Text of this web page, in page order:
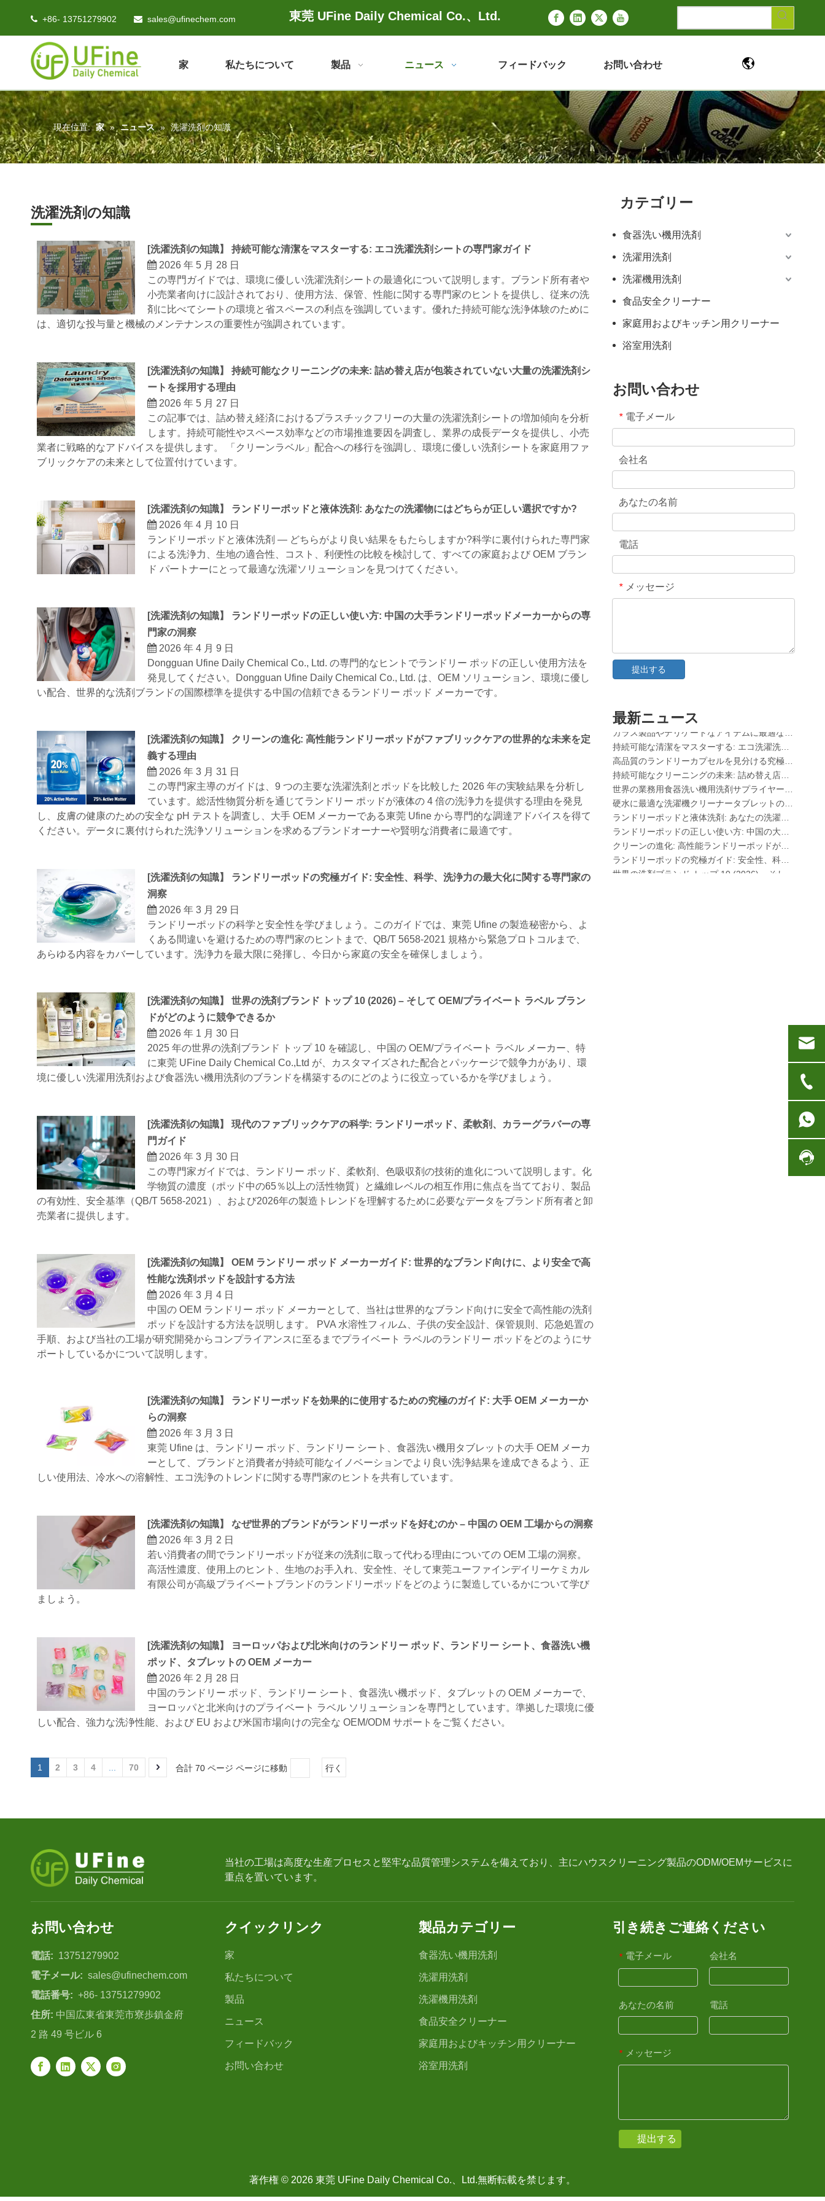
 +86- 13751279902  sales@ufinechem.com 東莞 UFine Daily Chemical Co.、Ltd.
家 私たちについて 製品 ニュース フィードバック お問い合わせ
現在位置: 家 » ニュース » 洗濯洗剤の知識
洗濯洗剤の知識
[洗濯洗剤の知識】
持続可能な清潔をマスターする: エコ洗濯洗剤シートの専門家ガイド
2026 年 5 月 28 日
この専門ガイドでは、環境に優しい洗濯洗剤シートの最適化について説明します。ブランド所有者や
小売業者向けに設計されており、使用方法、保管、性能に関する専門家のヒントを提供し、従来の洗
剤に比べてシートの環境と省スペースの利点を強調しています。優れた持続可能な洗浄体験のために
は、適切な投与量と機械のメンテナンスの重要性が強調されています。
[洗濯洗剤の知識】
持続可能なクリーニングの未来: 詰め替え店が包装されていない大量の洗濯洗剤シ
ートを採用する理由
2026 年 5 月 27 日
この記事では、詰め替え経済におけるプラスチックフリーの大量の洗濯洗剤シートの増加傾向を分析
します。持続可能性やスペース効率などの市場推進要因を調査し、業界の成長データを提供し、小売
業者に戦略的なアドバイスを提供します。 「クリーンラベル」配合への移行を強調し、環境に優しい洗剤シートを家庭用ファ
ブリックケアの未来として位置付けています。
[洗濯洗剤の知識】
ランドリーポッドと液体洗剤: あなたの洗濯物にはどちらが正しい選択ですか?
2026 年 4 月 10 日
ランドリーポッドと液体洗剤 — どちらがより良い結果をもたらしますか?科学に裏付けられた専門家
による洗浄力、生地の適合性、コスト、利便性の比較を検討して、すべての家庭および OEM ブラン
ド パートナーにとって最適な洗濯ソリューションを見つけてください。
[洗濯洗剤の知識】
ランドリーポッドの正しい使い方: 中国の大手ランドリーポッドメーカーからの専
門家の洞察
2026 年 4 月 9 日
Dongguan Ufine Daily Chemical Co., Ltd. の専門的なヒントでランドリー ポッドの正しい使用方法を
発見してください。Dongguan Ufine Daily Chemical Co., Ltd. は、OEM ソリューション、環境に優し
い配合、世界的な洗剤ブランドの国際標準を提供する中国の信頼できるランドリー ポッド メーカーです。
[洗濯洗剤の知識】
クリーンの進化: 高性能ランドリーポッドがファブリックケアの世界的な未来を定
義する理由
2026 年 3 月 31 日
この専門家主導のガイドは、9 つ​​の主要な洗濯洗剤とポッドを比較した 2026 年の実験結果を分析し
ています。総活性物質分析を通じてランドリー ポッドが液体の 4 倍の洗浄力を提供する理由を発見
し、皮膚の健康のための安全な pH テストを調査し、大手 OEM メーカーである東莞 Ufine から専門的な調達アドバイスを得て
ください。データに裏付けられた洗浄ソリューションを求めるブランドオーナーや賢明な消費者に最適です。
[洗濯洗剤の知識】
ランドリーポッドの究極ガイド: 安全性、科学、洗浄力の最大化に関する専門家の
洞察
2026 年 3 月 29 日
ランドリーポッドの科学と安全性を学びましょう。このガイドでは、東莞 Ufine の製造秘密から、よ
くある間違いを避けるための専門家のヒントまで、QB/T 5658-2021 規格から緊急プロトコルまで、
あらゆる内容をカバーしています。洗浄力を最大限に発揮し、今日から家庭の安全を確保しましょう。
[洗濯洗剤の知識】
世界の洗剤ブランド トップ 10 (2026) – そして OEM/プライベート ラベル ブラン
ドがどのように競争できるか
2026 年 1 月 30 日
2025 年の世界の洗剤ブランド トップ 10 を確認し、中国の OEM/プライベート ラベル メーカー、特
に東莞 UFine Daily Chemical Co.,Ltd が、カスタマイズされた配合とパッケージで競争力があり、環
境に優しい洗濯用洗剤および食器洗い機用洗剤のブランドを構築するのにどのように役立っているかを学びましょう。
[洗濯洗剤の知識】
現代のファブリックケアの科学: ランドリーポッド、柔軟剤、カラーグラバーの専
門ガイド
2026 年 3 月 30 日
この専門家ガイドでは、ランドリー ポッド、柔軟剤、色吸収剤の技術的進化について説明します。化
学物質の濃度（ポッド中の65％以上の活性物質）と繊維レベルの相互作用に焦点を当てており、製品
の有効性、安全基準（QB/T 5658-2021）、および2026年の製造トレンドを理解するために必要なデータをブランド所有者と卸
売業者に提供します。
[洗濯洗剤の知識】
OEM ランドリー ポッド メーカーガイド: 世界的なブランド向けに、より安全で高
性能な洗剤ポッドを設計する方法
2026 年 3 月 4 日
中国の OEM ランドリー ポッド メーカーとして、当社は世界的なブランド向けに安全で高性能の洗剤
ポッドを設計する方法を説明します。 PVA 水溶性フィルム、子供の安全設計、保管規則、応急処置の
手順、および当社の工場が研究開発からコンプライアンスに至るまでプライベート ラベルのランドリー ポッドをどのようにサ
ポートしているかについて説明します。
[洗濯洗剤の知識】
ランドリーポッドを効果的に使用するための究極のガイド: 大手 OEM メーカーか
らの洞察
2026 年 3 月 3 日
東莞 Ufine は、ランドリー ポッド、ランドリー シート、食器洗い機用タブレットの大手 OEM メーカ
ーとして、ブランドと消費者が持続可能なイノベーションでより良い洗浄結果を達成できるよう、正
しい使用法、冷水への溶解性、エコ洗浄のトレンドに関する専門家のヒントを共有しています。
[洗濯洗剤の知識】
なぜ世界的ブランドがランドリーポッドを好むのか – 中国の OEM 工場からの洞察
2026 年 3 月 2 日
若い消費者の間でランドリーポッドが従来の洗剤に取って代わる理由についての OEM 工場の洞察。
高活性濃度、使用上のヒント、生地のお手入れ、安全性、そして東莞ユーファインデイリーケミカル
有限公司が高級プライベートブランドのランドリーポッドをどのように製造しているかについて学び
ましょう。
[洗濯洗剤の知識】
ヨーロッパおよび北米向けのランドリー ポッド、ランドリー シート、食器洗い機
ポッド、タブレットの OEM メーカー
2026 年 2 月 28 日
中国のランドリー ポッド、ランドリー シート、食器洗い機ポッド、タブレットの OEM メーカーで、
ヨーロッパと北米向けのプライベート ラベル ソリューションを専門としています。準拠した環境に優
しい配合、強力な洗浄性能、および EU および米国市場向けの完全な OEM/ODM サポートをご覧ください。
1 2 3 4 70 合計 70 ページ ページに移動 行く
カテゴリー
食器洗い機用洗剤
洗濯用洗剤
洗濯機用洗剤
食品安全クリーナー
家庭用およびキッチン用クリーナー
浴室用洗剤
お問い合わせ
* 電子メール
会社名
あなたの名前
電話
* メッセージ
提出する
最新ニュース
持続可能な清潔をマスターする: エコ洗濯洗剤シートの専門家ガイド
高品質のランドリーカプセルを見分ける究極のガイド: 業界専門家の視点
持続可能なクリーニングの未来: 詰め替え店が包装されていない大量の洗濯洗剤シートを採用する理由
世界の業務用食器洗い機用洗剤サプライヤー トップ 6 (2026 年の OEM およびバイヤーズ ガイド)
硬水に最適な洗濯機クリーナータブレットの選択
ランドリーポッドと液体洗剤: あなたの洗濯物にはどちらが正しい選択ですか?
ランドリーポッドの正しい使い方: 中国の大手ランドリーポッドメーカーからの専門家の洞察
クリーンの進化: 高性能ランドリーポッドがファブリックケアの世界的な未来を定義する理由
ランドリーポッドの究極ガイド: 安全性、科学、洗浄力の最大化に関する専門家の洞察
世界の洗剤ブランド トップ 10 (2026) – そして OEM/プライベート ラベル ブランドがどのように競争できるか
当社の工場は高度な生産プロセスと堅牢な品質管理システムを備えており、主にハウスクリーニング製品のODM/OEMサービスに
重点を置いています。
お問い合わせ
電話: 13751279902
電子メール: sales@ufinechem.com
電話番号: +86- 13751279902
住所: 中国広東省東莞市寮歩鎮金府
2 路 49 号ビル 6
クイックリンク
家
私たちについて
製品
ニュース
フィードバック
お問い合わせ
製品カテゴリー
食器洗い機用洗剤
洗濯用洗剤
洗濯機用洗剤
食品安全クリーナー
家庭用およびキッチン用クリーナー
浴室用洗剤
引き続きご連絡ください
* 電子メール 会社名
あなたの名前 電話
* メッセージ
提出する
著作権 © 2026 東莞 UFine Daily Chemical Co.、Ltd.無断転載を禁じます。